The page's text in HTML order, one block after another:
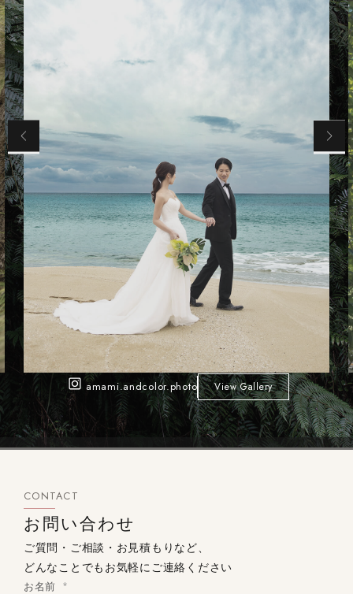
amami.andcolor.photo View Gallery
CONTACT
お問い合わせ
ご質問・ご相談・お見積もりなど、
どんなことでもお気軽にご連絡ください
お名前 *